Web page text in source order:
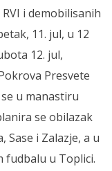
i demobilisanih
11. jul, u 12
12. jul,
Presvete
u manastiru
se obilazak
i Zalazje, a u
fudbalu u Toplici.